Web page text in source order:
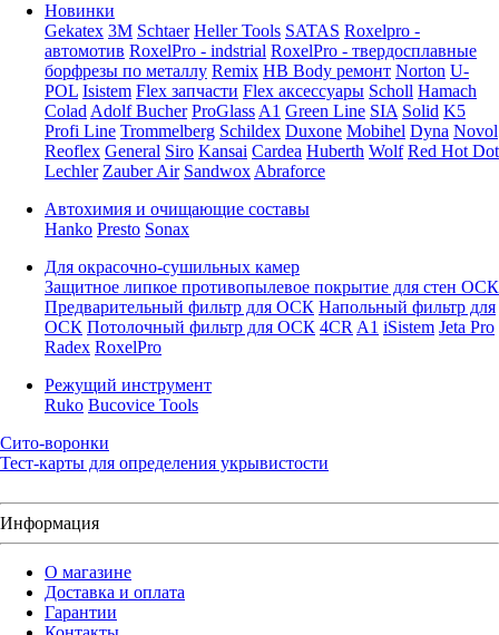
Новинки
Gekatex 3M Schtaer Heller Tools SATAS Roxelpro -
автомотив RoxelPro - indstrial RoxelPro - твердосплавные
борфрезы по металлу Remix HB Body ремонт Norton U-
POL Isistem Flex запчасти Flex аксессуары Scholl Hamach
Colad Adolf Bucher ProGlass A1 Green Line SIA Solid K5
Profi Line Trommelberg Schildex Duxone Mobihel Dyna Novol
Reoflex General Siro Kansai Cardea Huberth Wolf Red Hot Dot
Lechler Zauber Air Sandwox Abraforce
Автохимия и очищающие составы
Hanko Presto Sonax
Для окрасочно-сушильных камер
Защитное липкое противопылевое покрытие для стен ОСК
Предварительный фильтр для ОСК Напольный фильтр для
ОСК Потолочный фильтр для ОСК 4CR A1 iSistem Jeta Pro
Radex RoxelPro
Режущий инструмент
Ruko Bucovice Tools
Сито-воронки
Тест-карты для определения укрывистости
Информация
О магазине
Доставка и оплата
Гарантии